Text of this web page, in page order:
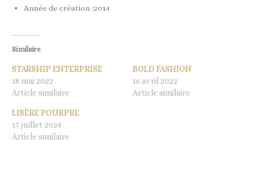
Année de création :2014
Similaire
STARSHIP ENTERPRISE
18 mai 2022
Article similaire
BOLD FASHION
16 avril 2022
Article similaire
LISÈRE POURPRE
17 juillet 2024
Article similaire